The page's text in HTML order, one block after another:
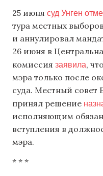
25 июня суд Унген
тура местных
и аннулировал
26 июня в
комиссия заявила,
мэра только после
суда. Местный совет
принял решение
исполняющим
вступления в
мэра.
* * *